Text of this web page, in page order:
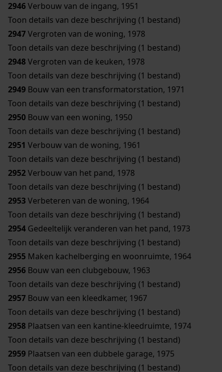
2946Verbouw van de ingang, 1951
Toon details van deze beschrijving (1 bestand)
2947Vergroten van de woning, 1978
Toon details van deze beschrijving (1 bestand)
2948Vergroten van de keuken, 1978
Toon details van deze beschrijving (1 bestand)
2949 Bouw van een transformatorstation, 1971
Toon details van deze beschrijving (1 bestand)
2950 Bouw van een woning, 1950
Toon details van deze beschrijving (1 bestand)
2951 Verbouw van de woning, 1961
Toon details van deze beschrijving (1 bestand)
2952Verbouw van het pand, 1978
Toon details van deze beschrijving (1 bestand)
2953Verbeteren van de woning, 1964
Toon details van deze beschrijving (1 bestand)
2954 Gedeeltelijk veranderen van het pand, 1973
Toon details van deze beschrijving (1 bestand)
2955 Maken kachelberging en woonruimte, 1964
2956 Bouw van een clubgebouw, 1963
Toon details van deze beschrijving (1 bestand)
2957 Bouw van een kleedkamer, 1967
Toon details van deze beschrijving (1 bestand)
2958 Plaatsen van een kantine-kleedruimte, 1974
Toon details van deze beschrijving (1 bestand)
2959 Plaatsen van een dubbele garage, 1975
Toon details van deze beschrijving (1 bestand)